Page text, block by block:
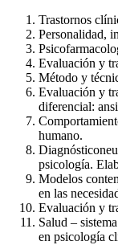
Trastornos
Personalidad,
Evaluación y
Método y
Evaluación y
diferencial:
humano.
psicología.
Modelos
en las
Evaluación y
Salud –
en psicología